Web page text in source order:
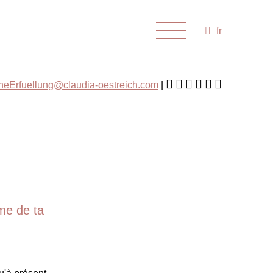
fr
oestreich.com
de ta